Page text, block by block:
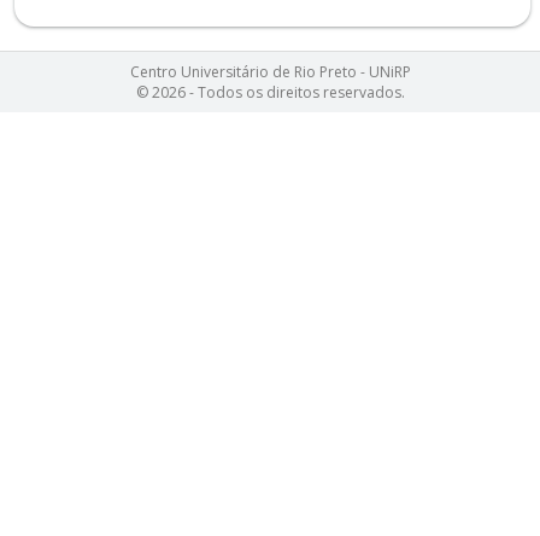
Centro Universitário de Rio Preto - UNiRP
© 2026 - Todos os direitos reservados.